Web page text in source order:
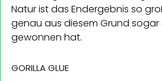
Natur ist das Endergebnis so
genau aus diesem Grund sogar
gewonnen hat.
GORILLA GLUE